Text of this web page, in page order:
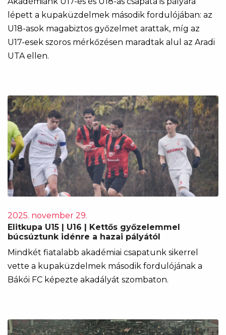
lépett a kupaküzdelmek második fordulójában: az
U18-asok magabiztos győzelmet arattak, míg az
U17-esek szoros mérkőzésen maradtak alul az Aradi
UTA ellen.
2025. november 29.
Elitkupa U15 | U16 | Kettős győzelemmel
búcsúztunk idénre a hazai pályától
Mindkét fiatalabb akadémiai csapatunk sikerrel
vette a kupaküzdelmek második fordulójának a
Bákói FC képezte akadályát szombaton.